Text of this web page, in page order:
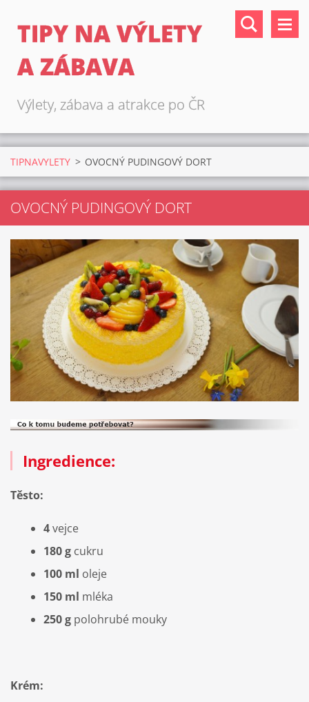
TIPY NA VÝLETY
A ZÁBAVA
Výlety, zábava a atrakce po ČR
TIPNAVYLETY > OVOCNÝ PUDINGOVÝ DORT
OVOCNÝ PUDINGOVÝ DORT
Ingredience:
Těsto:
4vejce
180 g cukru
100 ml oleje
150 ml mléka
250 g polohrubé mouky
Krém: